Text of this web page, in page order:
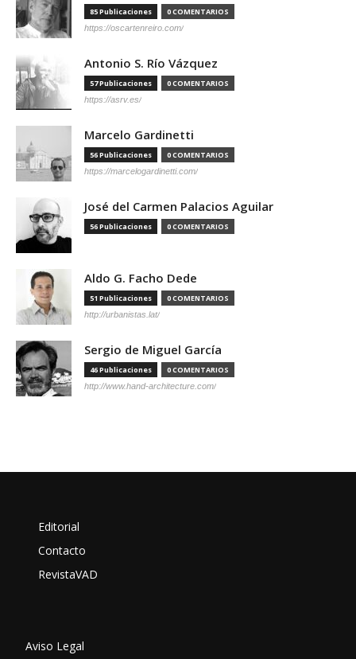
85 Publicaciones 0 COMENTARIOS
https://oscartenreiro.com/
Antonio S. Río Vázquez
57 Publicaciones 0 COMENTARIOS
https://asrv.es/
Marcelo Gardinetti
56 Publicaciones 0 COMENTARIOS
https://marcelogardinetti.com/
José del Carmen Palacios Aguilar
56 Publicaciones 0 COMENTARIOS
Aldo G. Facho Dede
51 Publicaciones 0 COMENTARIOS
http://urbanistas.lat/
Sergio de Miguel García
46 Publicaciones 0 COMENTARIOS
http://www.hand-architecture.com/
Editorial
Contacto
RevistaVAD
Aviso Legal